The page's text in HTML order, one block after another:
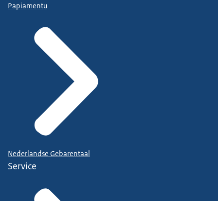
Papiamentu
Nederlandse Gebarentaal
Service